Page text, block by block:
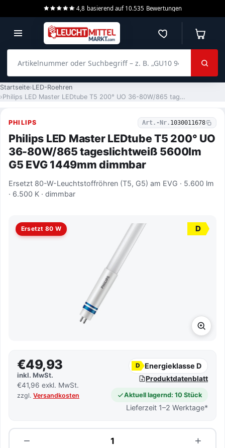
4,8 basierend auf 10.535 Bewertungen
Merkzettel
Startseite LED-Roehren
Philips LED Master LEDtube T5 200° UO 36-80W/865 tageslichtweiß 5600lm G5 EVG 1449mm dimmbar
PHILIPS Art.-Nr. 1030011678
Philips LED Master LEDtube T5 200° UO
36-80W/865 tageslichtweiß 5600lm
G5 EVG 1449mm dimmbar
Ersetzt 80-W-Leuchtstoffröhren (T5, G5) am EVG · 5.600 lm
· 6.500 K · dimmbar
Ersetzt 80 W D
€49,93
inkl. MwSt.
€41,96 exkl. MwSt.
zzgl. Versandkosten
D Energieklasse D
Produktdatenblatt
Aktuell lagernd: 10 Stück
Lieferzeit 1–2 Werktage*
−
Menge +